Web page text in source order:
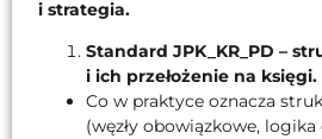
i strategia.
Standard JPK_KR_PD –
i ich przełożenie na księgi.
Co w praktyce oznacza
(węzły obowiązkowe, logika